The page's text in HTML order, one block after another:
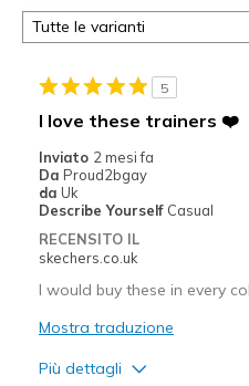
5
I love these trainers ❤️
Inviato 2 mesi fa
Da Proud2bgay
da Uk
Describe Yourself Casual
RECENSITO IL
skechers.co.uk
I would buy these in every
Mostra traduzione
Più dettagli